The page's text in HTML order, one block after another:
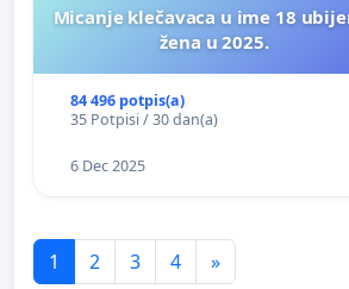
Micanje klečavaca u ime 18
žena u 2025.
84 496 potpis(a)
35 Potpisi / 30 dan(a)
6 Dec 2025
1 2 3 4 »